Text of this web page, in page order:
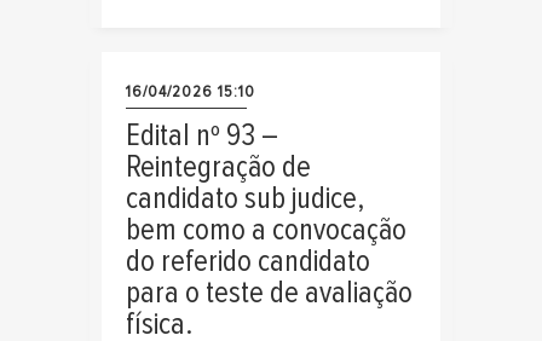
16/04/2026 15:10
Edital nº 93 –
Reintegração de
candidato sub judice,
bem como a convocação
do referido candidato
para o teste de avaliação
física.